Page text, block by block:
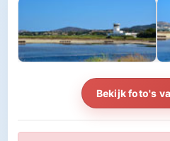
Bekijk foto's